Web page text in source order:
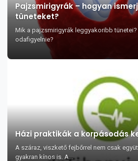
Pajzsmirigyrák – hogyan
tüneteket?
Mik a pajzsmirigyrák leggyakoribb tünetei?
odafigyelnie?
Házi praktikák a korpásodás
A száraz, viszkető fejbőrrel nem csak
gyakran kínos is. A...